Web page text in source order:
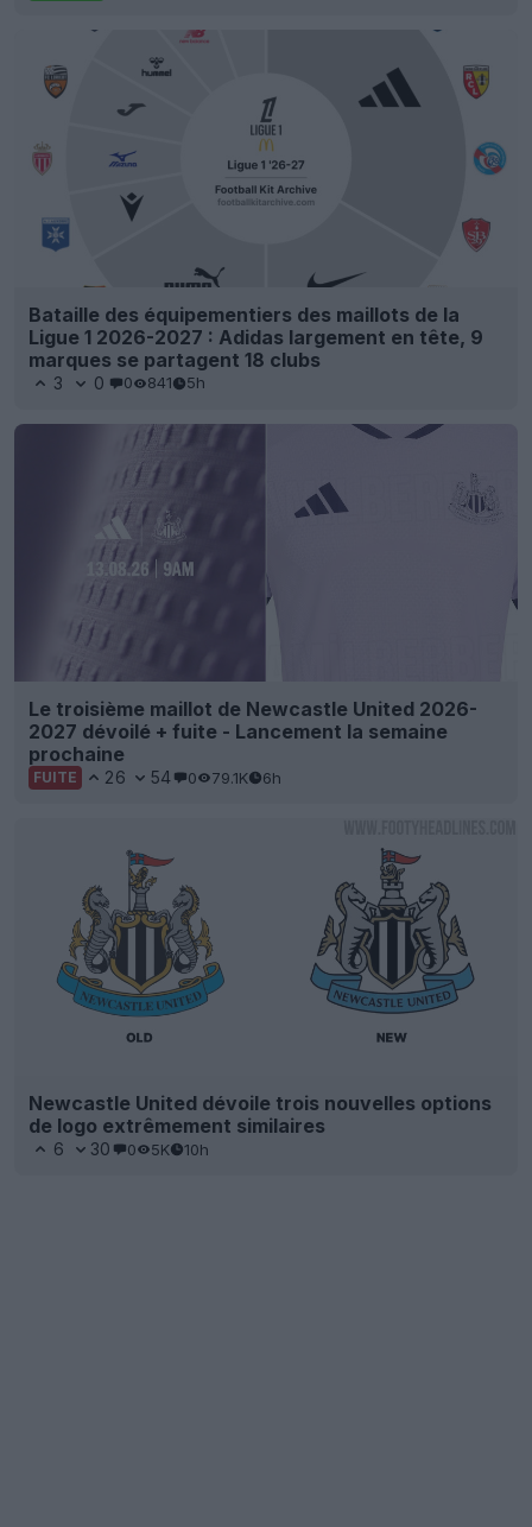
Bataille des équipementiers des maillots de la
Ligue 1 2026-2027 : Adidas largement en tête, 9
marques se partagent 18 clubs
3 0 0 841 5h
Le troisième maillot de Newcastle United 2026-
2027 dévoilé + fuite - Lancement la semaine
prochaine
FUITE 26 54 0 79.1K 6h
Newcastle United dévoile trois nouvelles options
de logo extrêmement similaires
6 30 0 5K 10h